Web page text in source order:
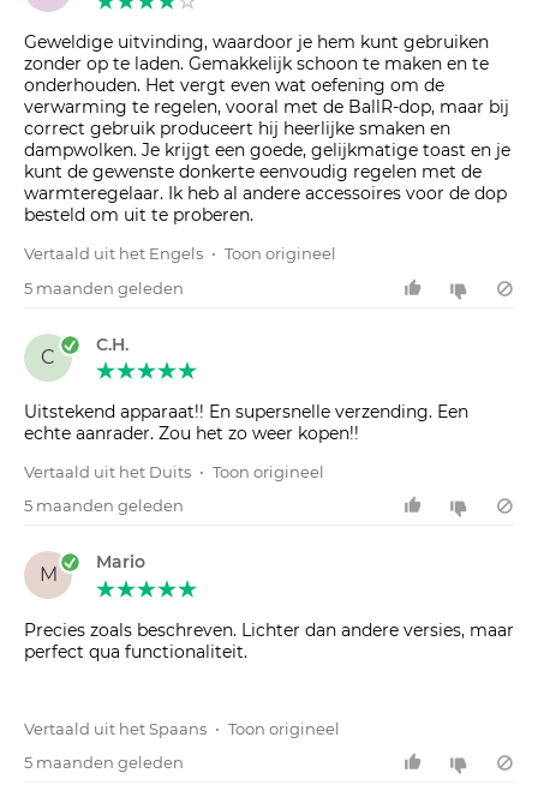
Geweldige uitvinding, waardoor je hem kunt gebruiken
zonder op te laden. Gemakkelijk schoon te maken en te
onderhouden. Het vergt even wat oefening om de
verwarming te regelen, vooral met de BallR-dop, maar bij
correct gebruik produceert hij heerlijke smaken en
dampwolken. Je krijgt een goede, gelijkmatige toast en je
kunt de gewenste donkerte eenvoudig regelen met de
warmteregelaar. Ik heb al andere accessoires voor de dop
besteld om uit te proberen.
Vertaald uit het Engels • Toon origineel
5 maanden geleden
C
C.H.
Uitstekend apparaat!! En supersnelle verzending. Een
echte aanrader. Zou het zo weer kopen!!
Vertaald uit het Duits • Toon origineel
5 maanden geleden
M
Mario
Precies zoals beschreven. Lichter dan andere versies, maar
perfect qua functionaliteit.
Vertaald uit het Spaans • Toon origineel
5 maanden geleden